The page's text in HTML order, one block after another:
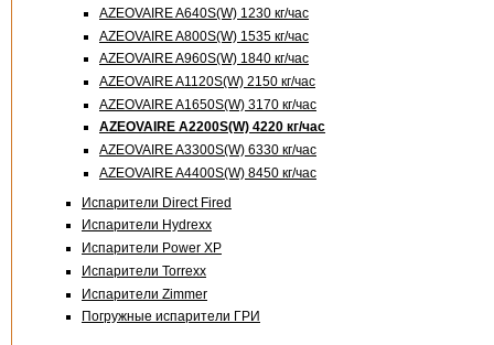
AZEOVAIRE A640S(W) 1230 кг/час
AZEOVAIRE A800S(W) 1535 кг/час
AZEOVAIRE A960S(W) 1840 кг/час
AZEOVAIRE A1120S(W) 2150 кг/час
AZEOVAIRE A1650S(W) 3170 кг/час
AZEOVAIRE A2200S(W) 4220 кг/час
AZEOVAIRE A3300S(W) 6330 кг/час
AZEOVAIRE A4400S(W) 8450 кг/час
Испарители Direct Fired
Испарители Hydrexx
Испарители Power XP
Испарители Torrexx
Испарители Zimmer
Погружные испарители ГРИ